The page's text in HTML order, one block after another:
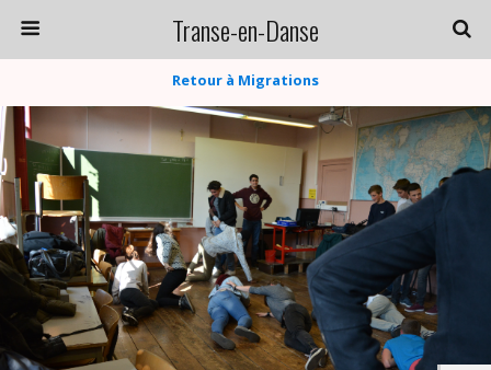
Transe-en-Danse
Retour à Migrations